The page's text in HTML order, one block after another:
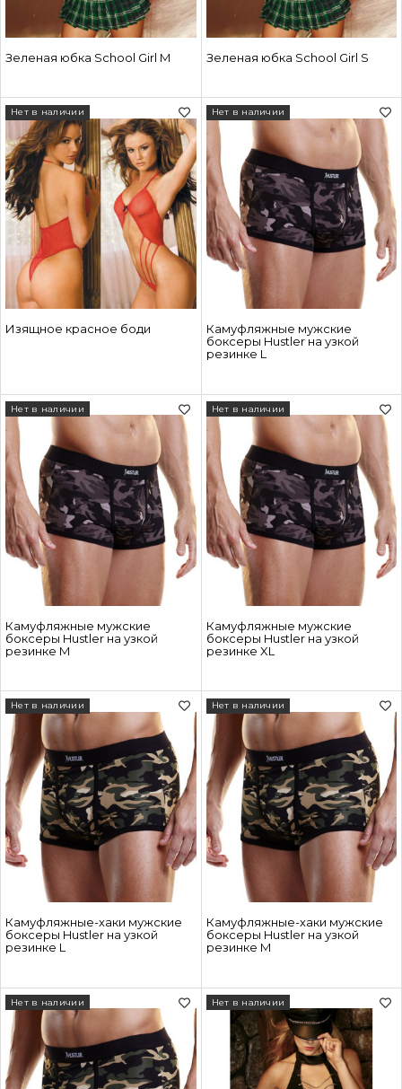
Зеленая юбка School Girl M Зеленая юбка School Girl S
Изящное красное боди
Нет в наличии
Камуфляжные мужские
боксеры Hustler на узкой
резинке L
Нет в наличии
Камуфляжные мужские
боксеры Hustler на узкой
резинке M
Нет в наличии
Камуфляжные мужские
боксеры Hustler на узкой
резинке XL
Нет в наличии
Камуфляжные-хаки мужские
боксеры Hustler на узкой
резинке L
Нет в наличии
Камуфляжные-хаки мужские
боксеры Hustler на узкой
резинке M
Нет в наличии
Нет в наличии Нет в наличии